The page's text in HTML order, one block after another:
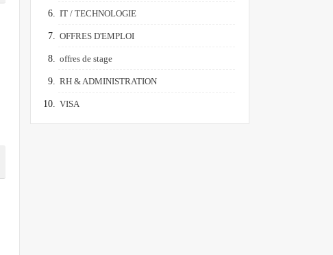
IT / TECHNOLOGIE
OFFRES D'EMPLOI
offres de stage
RH & ADMINISTRATION
VISA